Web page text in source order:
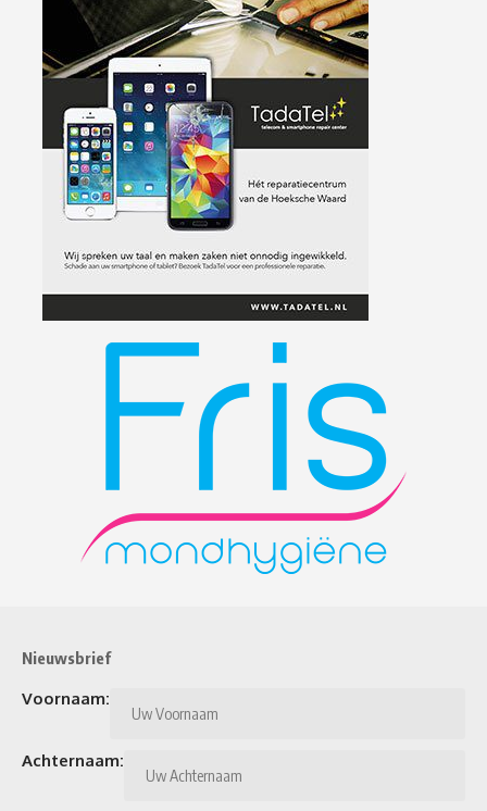
Nieuwsbrief
Voornaam:
Achternaam: